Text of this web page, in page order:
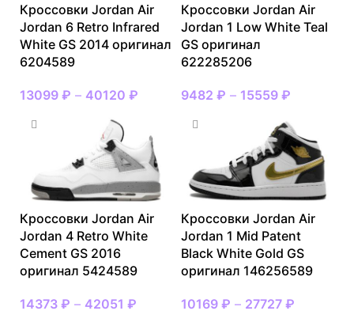
Кроссовки Jordan Air
Jordan 6 Retro Infrared
White GS 2014 оригинал
6204589
13099 ₽ – 40120 ₽
Кроссовки Jordan Air
Jordan 1 Low White Teal
GS оригинал
622285206
9482 ₽ – 15559 ₽
Кроссовки Jordan Air
Jordan 4 Retro White
Cement GS 2016
оригинал 5424589
14373 ₽ – 42051 ₽
Кроссовки Jordan Air
Jordan 1 Mid Patent
Black White Gold GS
оригинал 146256589
10169 ₽ – 27727 ₽